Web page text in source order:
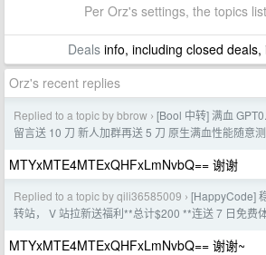
Per Orz's settings, the topics
Dealsinfo, including closed deals,
Orz's recent replies
Replied to a topic by bbrow › [Bool 中转] 满血
留言送 10 刀 新人加群再送 5 刀 原生满血性能随意
MTYxMTE4MTExQHFxLmNvbQ== 谢谢
Replied to a topic by qili36585009 › [HappyCode]
转站， V 站拉新送福利**总计$200 **连送 7 日免费
MTYxMTE4MTExQHFxLmNvbQ== 谢谢~